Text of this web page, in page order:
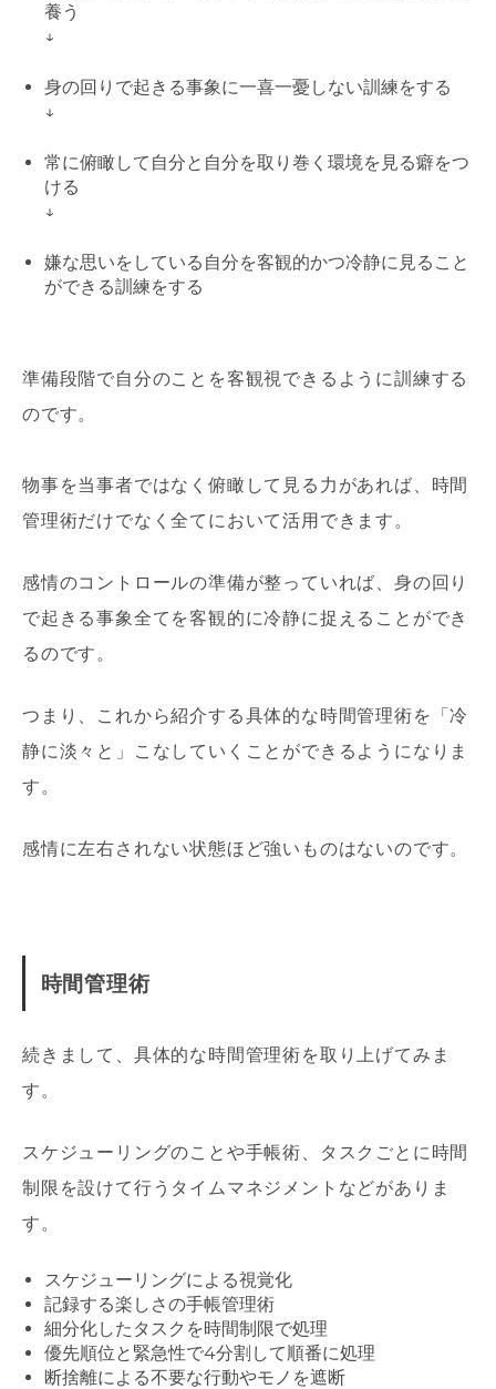
養う
↓
身の回りで起きる事象に一喜一憂しない訓練をする
↓
常に俯瞰して自分と自分を取り巻く環境を見る癖をつ
ける
↓
嫌な思いをしている自分を客観的かつ冷静に見ること
ができる訓練をする
準備段階で自分のことを客観視できるように訓練する
のです。
物事を当事者ではなく俯瞰して見る力があれば、時間
管理術だけでなく全てにおいて活用できます。
感情のコントロールの準備が整っていれば、身の回り
で起きる事象全てを客観的に冷静に捉えることができ
るのです。
つまり、これから紹介する具体的な時間管理術を「冷
静に淡々と」こなしていくことができるようになりま
す。
感情に左右されない状態ほど強いものはないのです。
時間管理術
続きまして、具体的な時間管理術を取り上げてみま
す。
スケジューリングのことや手帳術、タスクごとに時間
制限を設けて行うタイムマネジメントなどがありま
す。
スケジューリングによる視覚化
記録する楽しさの手帳管理術
細分化したタスクを時間制限で処理
優先順位と緊急性で4分割して順番に処理
断捨離による不要な行動やモノを遮断